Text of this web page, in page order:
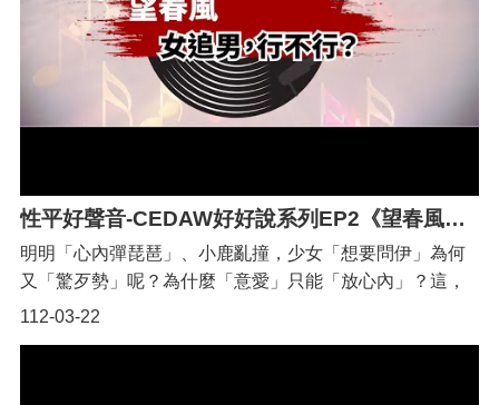
例。未來的台灣，不再有「被消失的女兒」，也不再有
「離開父母身邊」的孤女。每個女孩都應該被父母疼愛、
被平等對待、在愛中安心成長！
性平好聲音-CEDAW好好說系列EP2《望春風：女追男，行不行？》
112-03-22
明明「心內彈琵琶」、小鹿亂撞，少女「想要問伊」為何
又「驚歹勢」呢？為什麼「意愛」只能「放心內」？這，
其實就是性別刻板印象的束縛。|在傳統父權文化裡，我們